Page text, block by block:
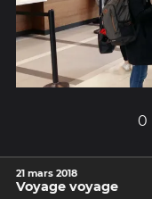
0
21 mars 2018
Voyage voyage